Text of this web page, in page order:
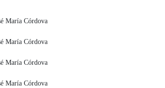
María Córdova
María Córdova
María Córdova
María Córdova